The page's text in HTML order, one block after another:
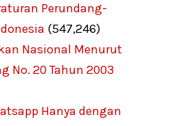
Perundang-
(547,246)
Nasional Menurut
No. 20 Tahun 2003
Hanya dengan